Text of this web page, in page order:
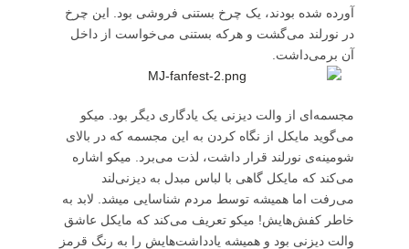
آورده شده بودند، یک چرخ بستنی فروشی بود. این چرخ
در نورلند می‌گشت و هرکه بستنی می‌خواست از داخل
آن برمی‌داشت.
مجسمه‌ای از والت دیزنی یک یادگاری دیگر بود. میکو
می‌گوید مایکل از نگاه کردن به این مجسمه که در بالای
شومینه‌ی نورلند قرار داشت، لذت می‌برد. میکو اشاره
می‌کند که مایکل گاهی با لباس مبدل به دیزنی‌لند
می‌رفت اما همیشه توسط مردم شناسایی میشد. لابد به
خاطر کفش‌هایش! میکو تعریف می‌کند که مایکل عاشق
والت دیزنی بود و همیشه یادداشت‌هایش را به رنگ قرمز